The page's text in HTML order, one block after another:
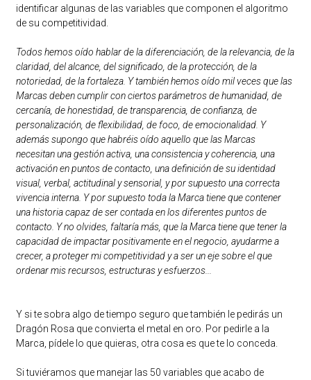
identificar algunas de las variables que componen el algoritmo
de su competitividad.
Todos hemos oído hablar de la diferenciación, de la relevancia, de la
claridad, del alcance, del significado, de la protección, de la
notoriedad, de la fortaleza. Y también hemos oído mil veces que las
Marcas deben cumplir con ciertos parámetros de humanidad, de
cercanía, de honestidad, de transparencia, de confianza, de
personalización, de flexibilidad, de foco, de emocionalidad. Y
además supongo que habréis oído aquello que las Marcas
necesitan una gestión activa, una consistencia y coherencia, una
activación en puntos de contacto, una definición de su identidad
visual, verbal, actitudinal y sensorial, y por supuesto una correcta
vivencia interna. Y por supuesto toda la Marca tiene que contener
una historia capaz de ser contada en los diferentes puntos de
contacto. Y no olvides, faltaría más, que la Marca tiene que tener la
capacidad de impactar positivamente en el negocio, ayudarme a
crecer, a proteger mi competitividad y a ser un eje sobre el que
ordenar mis recursos, estructuras y esfuerzos...
Y si te sobra algo de tiempo seguro que también le pedirás un
Dragón Rosa que convierta el metal en oro. Por pedirle a la
Marca, pídele lo que quieras, otra cosa es que te lo conceda.
Si tuviéramos que manejar las 50 variables que acabo de